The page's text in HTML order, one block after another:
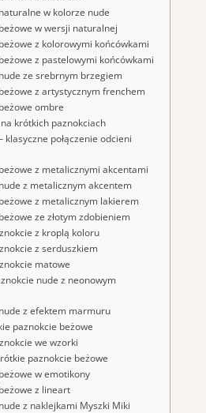
w kolorze nude
w wersji naturalnej
z kolorowymi końcówkami
z pastelowymi końcówkami
ze srebrnym brzegiem
z artystycznym frenchem
ombre
krótkich paznokciach
klasyczne połączenie odcieni
z metalicznymi akcentami
z metalicznym akcentem
z metalicznym lakierem
ze złotym zdobieniem
z kroplą koloru
z serduszkiem
matowe
nude z neonowym
z efektem marmuru
paznokcie beżowe
we wzorki
paznokcie beżowe
w emotikony
z lineart
z naklejkami Myszki Miki